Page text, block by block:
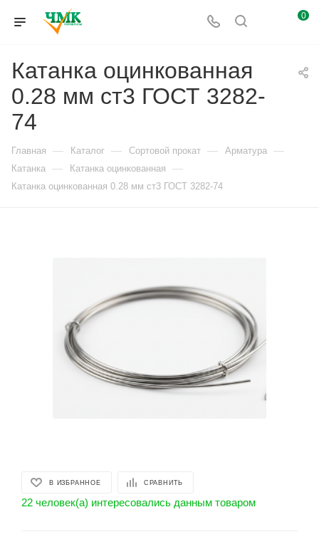
0
Катанка оцинкованная
0.28 мм ст3 ГОСТ 3282-
74
Главная — Каталог — Сортовой прокат — Арматура —
Катанка — Катанка оцинкованная —
Катанка оцинкованная 0.28 мм ст3 ГОСТ 3282-74
В ИЗБРАННОЕ СРАВНИТЬ
22 человек(а) интересовались данным товаром